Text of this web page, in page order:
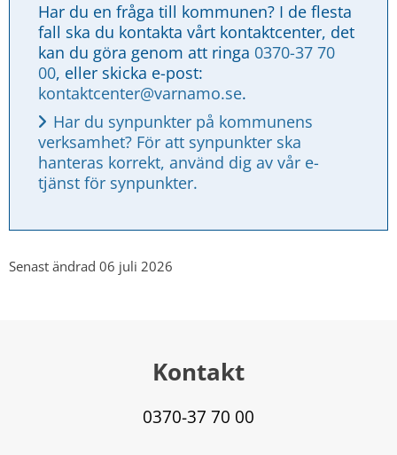
Har du en fråga till kommunen? I de flesta
fall ska du kontakta vårt kontaktcenter, det
kan du göra genom att ringa 0370-37 70
00
kontaktcenter@varnamo.se.
Har du synpunkter på kommunens
verksamhet? För att synpunkter ska
hanteras korrekt, använd dig av vår e-
tjänst för synpunkter.
Senast ändrad 06 juli 2026
Kontakt
0370-37 70 00